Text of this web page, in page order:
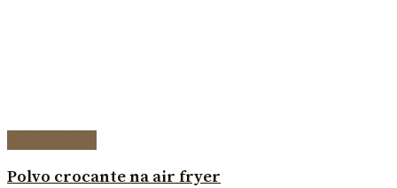
Polvo crocante na air fryer